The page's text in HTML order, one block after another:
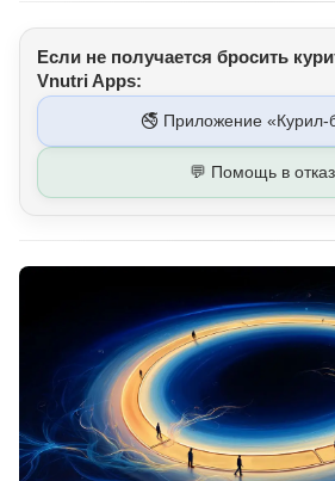
Если не получается бросить
Vnutri Apps:
🚭 Приложение «Курил-
💬 Помощь в